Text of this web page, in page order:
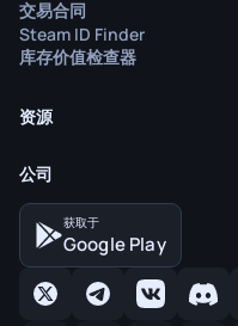
交易合同
Steam ID Finder
库存价值检查器
资源
公司
获取于
Google Play